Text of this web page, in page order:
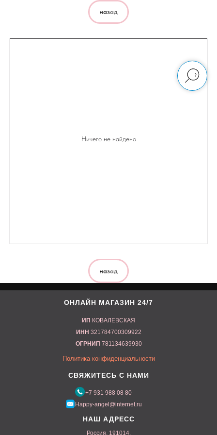
назад
Ничего не найдено
назад
ОНЛАЙН МАГАЗИН 24/7
ИП КОВАЛЕВСКАЯ
ИНН 321784700309922
ОГРНИП 781134639930
Политика конфиденциальности
+7 931 988 08 80
Happy-angel@internet.ru
СВЯЖИТЕСЬ С НАМИ
НАШ АДРЕСС
Россия, 191014,